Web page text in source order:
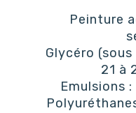
Peinture
Glycéro
21 à
Emulsions